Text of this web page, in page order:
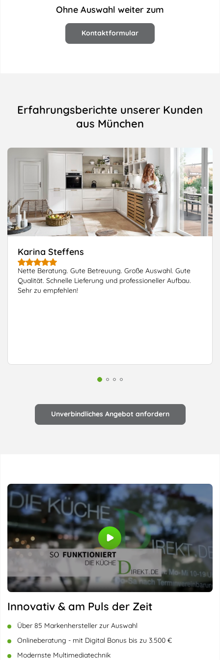
Ohne Auswahl weiter zum
Kontaktformular
Erfahrungsberichte unserer Kunden
aus München
Karina Steffens
Nette Beratung. Gute Betreuung. Große Auswahl. Gute
Qualität. Schnelle Lieferung und professioneller Aufbau.
Sehr zu empfehlen!
Unverbindliches Angebot anfordern
Innovativ & am Puls der Zeit
Über 85 Markenhersteller zur Auswahl
Onlineberatung - mit Digital Bonus bis zu 3.500 €
Modernste Multimediatechnik